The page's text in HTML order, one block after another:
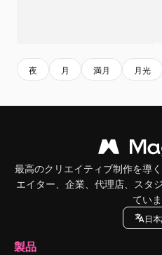
夜 月 満月 月光
最高のクリエイティブ制作を導
エイター、企業、代理店、スタ
ていま
日
製品